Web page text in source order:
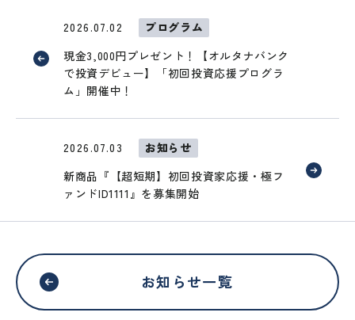
2026.07.02
プログラム
現金3,000円プレゼント！【オルタナバンク
で投資デビュー】「初回投資応援プログラ
ム」開催中！
2026.07.03
お知らせ
新商品『【超短期】初回投資家応援・極フ
ァンドID1111』を募集開始
お知らせ一覧
外部サイトへリンクします。
これより先は、SAMURAI証券のウェ
ブサイトではありません
移動する